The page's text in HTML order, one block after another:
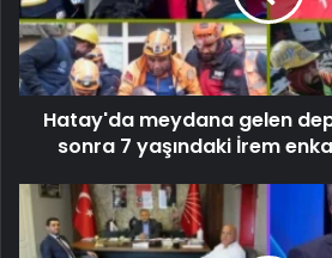
Hatay'da meydana gelen
sonra 7 yaşındaki İrem